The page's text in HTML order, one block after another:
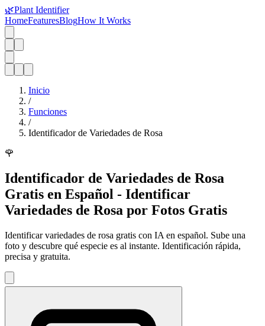
🌿Plant Identifier
HomeFeaturesBlogHow It Works
Inicio
/
Funciones
/
Identificador de Variedades de Rosa
🌹
Identificador de Variedades de Rosa
Gratis en Español - Identificar
Variedades de Rosa por Fotos Gratis
Identificar variedades de rosa gratis con IA en español. Sube una
foto y descubre qué especie es al instante. Identificación rápida,
precisa y gratuita.